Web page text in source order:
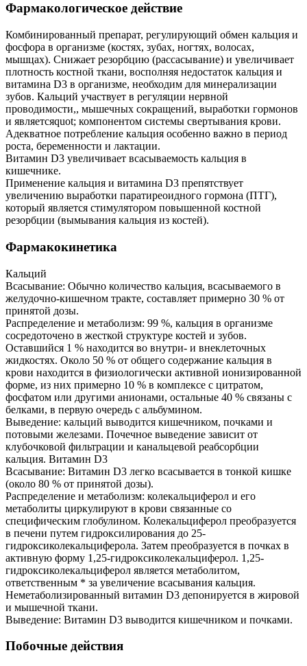
Фармакологическое действие
Комбинированный препарат, регулирующий обмен кальция и
фосфора в организме (костях, зубах, ногтях, волосах,
мышцах). Снижает резорбцию (рассасывание) и увеличивает
плотность костной ткани, восполняя недостаток кальция и
витамина D3 в организме, необходим для минерализации
зубов. Кальций участвует в регуляции нервной
проводимости,, мышечных сокращений, выработки гормонов
и являетсяquot; компонентом системы свертывания крови.
Адекватное потребление кальция особенно важно в период
роста, беременности и лактации.
Витамин D3 увеличивает всасываемость кальция в
кишечнике.
Применение кальция и витамина D3 препятствует
увеличению выработки паратиреоидного гормона (ПТГ),
который является стимулятором повышенной костной
резорбции (вымывания кальция из костей).
Фармакокинетика
Кальций
Всасывание: Обычно количество кальция, всасываемого в
желудочно-кишечном тракте, составляет примерно 30 % от
принятой дозы.
Распределение и метаболизм: 99 %, кальция в организме
сосредоточено в жесткой структуре костей и зубов.
Оставшийся 1 % находится во внутри- и внеклеточных
жидкостях. Около 50 % от общего содержание кальция в
крови находится в физиологически активной ионизированной
форме, из них примерно 10 % в комплексе с цитратом,
фосфатом или другими анионами, остальные 40 % связаны с
белками, в первую очередь с альбумином.
Выведение: кальций выводится кишечником, почками и
потовыми железами. Почечное выведение зависит от
клубочковой фильтрации и канальцевой реабсорбции
кальция. Витамин D3
Всасывание: Витамин D3 легко всасывается в тонкой кишке
(около 80 % от принятой дозы).
Распределение и метаболизм: колекальциферол и его
метаболиты циркулируют в крови связанные со
специфическим глобулином. Колекальциферол преобразуется
в печени путем гидроксилирования до 25-
гидроксиколекальциферола. Затем преобразуется в почках в
активную форму 1,25-гидроксиколекальциферол. 1,25-
гидроксиколекальциферол является метаболитом,
ответственным * за увеличение всасывания кальция.
Неметаболизированный витамин D3 депонируется в жировой
и мышечной ткани.
Выведение: Витамин D3 выводится кишечником и почками.
Побочные действия